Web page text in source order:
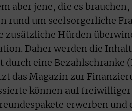
aber jene, die es
rund um seelsorgerliche
zusätzliche Hürden
Daher werden die
durch eine Bezahlschranke
das Magazin zur
können auf
erwerben